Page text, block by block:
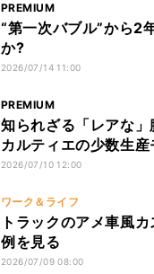
PREMIUM
“第一次バブル”から2
か?
2026/07/14 11:00
PREMIUM
知られざる「レアな
カルティエの少数生
2026/07/10 12:00
ワーク＆ライフ
トラックのアメ車風
例を見る
2026/07/09 08:00